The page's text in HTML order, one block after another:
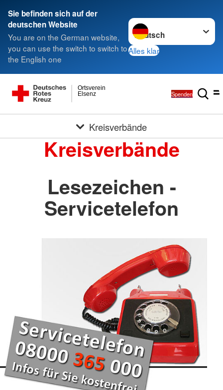
Sie befinden sich auf der
deutschen Website
You are on the German website,
you can use the switch to switch to
the English one
Sprache wechseln zu
Alles klar
Elsenz
Ortsverein
Spenden
Kreisverbände
Kreisverbände
Lesezeichen -
Servicetelefon